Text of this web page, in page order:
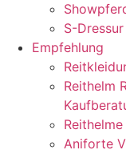
S-
Empfehlung
Reithelm
Aniforte